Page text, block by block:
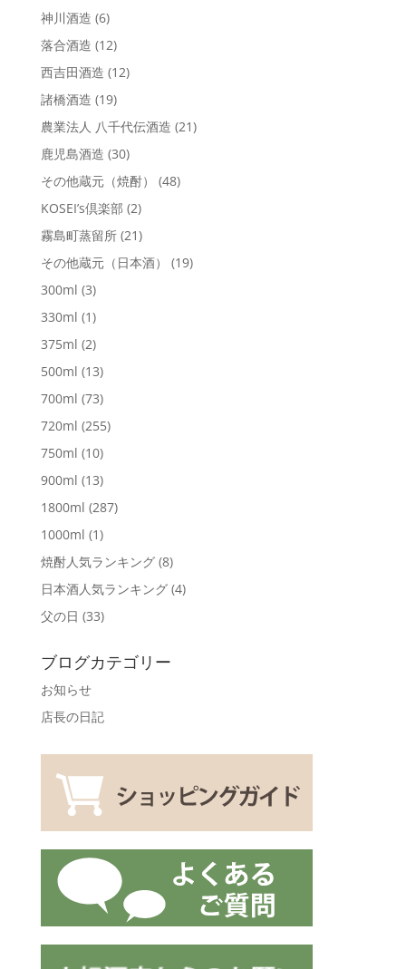
神川酒造 (6)
落合酒造 (12)
西吉田酒造 (12)
諸橋酒造 (19)
農業法人 八千代伝酒造 (21)
鹿児島酒造 (30)
その他蔵元（焼酎）
(48)
KOSEI’s倶楽部 (2)
霧島町蒸留所 (21)
その他蔵元（日本酒）
(19)
300ml (3)
330ml (1)
375ml (2)
500ml (13)
700ml (73)
720ml (255)
750ml (10)
900ml (13)
1800ml (287)
1000ml (1)
焼酎人気ランキング (8)
日本酒人気ランキング (4)
父の日 (33)
ブログカテゴリー
お知らせ
店長の日記